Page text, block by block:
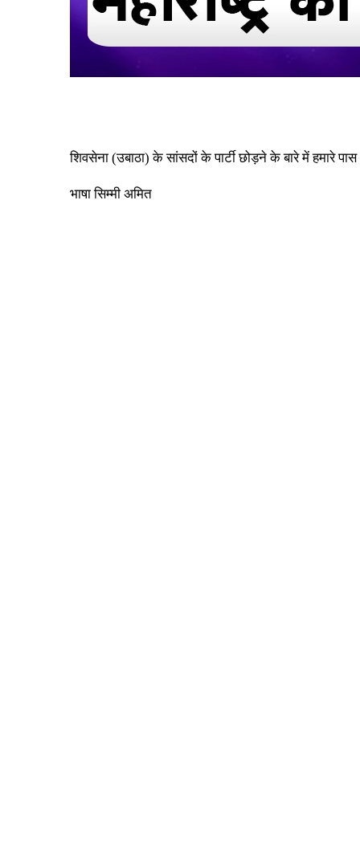
शिवसेना (उबाठा) के सांसदों के पार्टी छोड़ने के बारे में हमारे
भाषा सिम्मी अमित